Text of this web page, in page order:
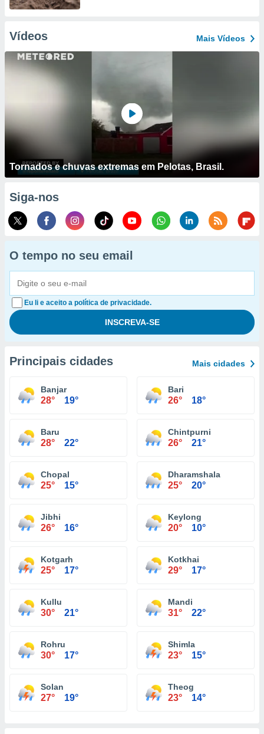
Vídeos Mais Vídeos
Tornados e chuvas extremas em Pelotas, Brasil.
Siga-nos
O tempo no seu email
Eu li e aceito a política de privacidade.
Principais cidades Mais cidades
Banjar
28° 19°
Bari
26° 18°
Baru
28° 22°
Chintpurni
26° 21°
Chopal
25° 15°
Dharamshala
25° 20°
Jibhi
26° 16°
Keylong
20° 10°
Kotgarh
25° 17°
Kotkhai
29° 17°
Kullu
30° 21°
Mandi
31° 22°
Rohru
30° 17°
Shimla
23° 15°
Solan
27° 19°
Theog
23° 14°